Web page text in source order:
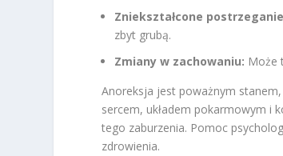
Zniekształcone postrzeganie
zbyt grubą.
Zmiany w zachowaniu: Może
Anoreksja jest poważnym
sercem, układem pokarmowym i
tego zaburzenia. Pomoc
zdrowienia.